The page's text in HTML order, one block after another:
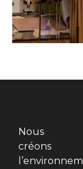
Nous
créons